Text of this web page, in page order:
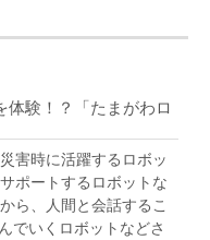
体験！？「たまがわロ
害時に活躍するロボッ
ポートするロボットな
ら、人間と会話するこ
でいくロボットなどさ